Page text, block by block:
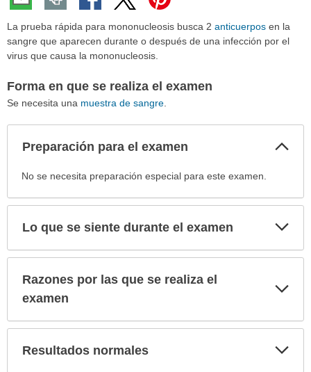
La prueba rápida para mononucleosis busca 2 anticuerpos en la
sangre que aparecen durante o después de una infección por el
virus que causa la mononucleosis.
Forma en que se realiza el examen
Se necesita una muestra de sangre
Preparación para el examen
Preparación
el
sido
No se necesita preparación especial para este examen.
Lo que se siente durante el examen
Razones por las que se realiza el
examen
Resultados normales